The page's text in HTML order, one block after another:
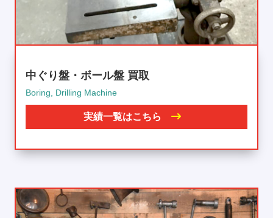
中ぐり盤・ボール盤 買取
Boring, Drilling Machine
実績一覧はこちら